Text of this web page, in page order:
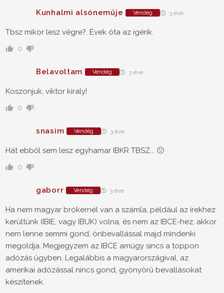
Kunhalmi alsóneműje Vendég 3 éve
Tbsz mikor lesz végre?. Évek óta az ígérik.
0
Belavoltam Vendég 3 éve
Koszonjuk, viktor kiraly!
0
snasim Vendég 3 éve
Hát ebből sem lesz egyhamar IBKR TBSZ... 🙁
0
gaborr Vendég 3 éve
Ha nem magyar brókernél van a számla, például az írekhez
kerültünk (IBIE, vagy IBUK) volna, és nem az IBCE-hez, akkor
nem lenne semmi gond, önbevallással majd mindenki
megoldja. Megjegyzem az IBCE amúgy sincs a toppon
adózás ügyben. Legalábbis a magyarországival, az
amerikai adózással nincs gond, gyönyörű bevallásokat
készítenek.